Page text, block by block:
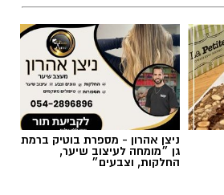
ניצן אהרון - מספרת בוטיק ברמת
גן ״מומחה לעיצוב שיער,
החלקות, וצבעים״